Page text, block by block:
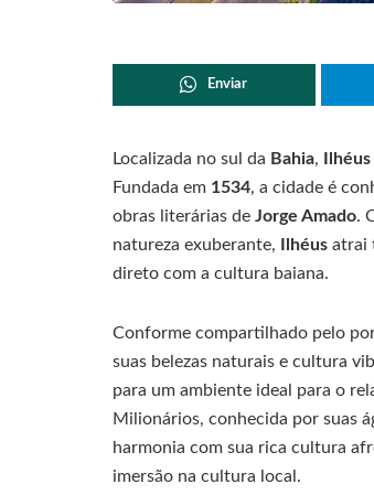
Enviar
Localizada no sul da Bahia, Ilhéus
Fundada em 1534, a cidade é
obras literárias de Jorge Amado.
natureza exuberante,
Ilhéus atrai
direto com a cultura baiana.
Conforme compartilhado pelo
suas belezas naturais e cultura
para um ambiente ideal para o
Milionários, conhecida por suas
harmonia com sua rica cultura
imersão na cultura local.